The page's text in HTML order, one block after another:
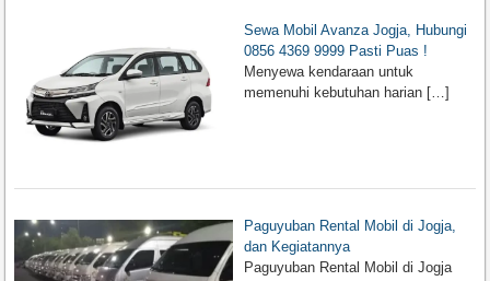
Sewa Mobil Avanza Jogja, Hubungi
0856 4369 9999 Pasti Puas !
Menyewa kendaraan untuk
memenuhi kebutuhan harian […]
Paguyuban Rental Mobil di Jogja,
dan Kegiatannya
Paguyuban Rental Mobil di Jogja